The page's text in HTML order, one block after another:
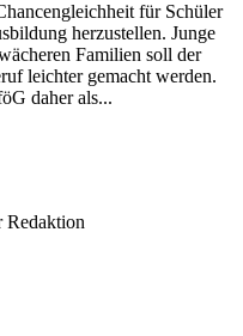
für Schüler
herzustellen. Junge
Familien soll der
leichter gemacht werden.
daher als...
Redaktion